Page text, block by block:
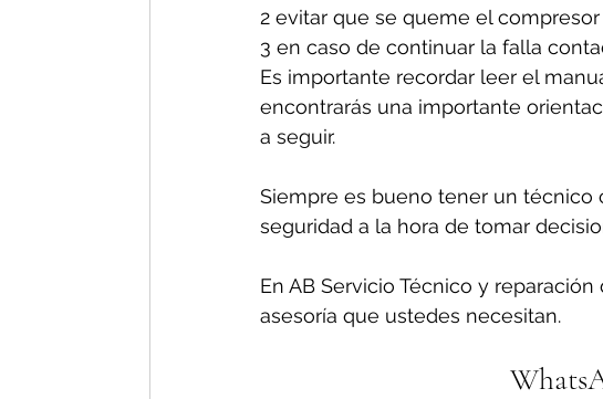
2 evitar que se queme el compresor
3 en caso de continuar la falla
Es importante recordar leer el
encontrarás una importante
a seguir.
Siempre es bueno tener un
seguridad a la hora de tomar
En AB Servicio Técnico y
asesoría que ustedes necesitan.